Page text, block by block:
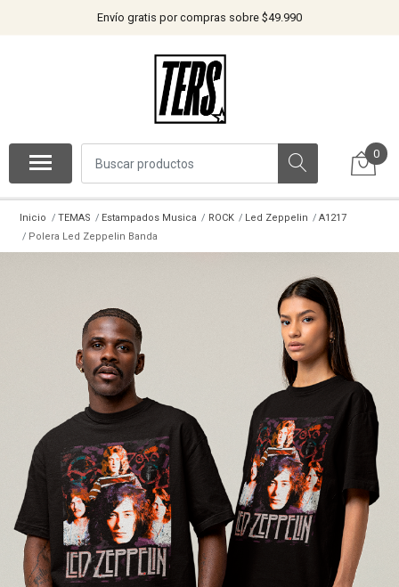
Envío gratis por compras sobre $49.990
0
Inicio TEMAS Estampados Musica ROCK Led Zeppelin
A1217
Polera Led Zeppelin Banda